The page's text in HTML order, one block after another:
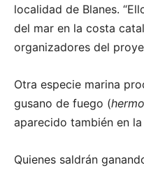
localidad de Blanes.
del mar en la costa
organizadores del
Otra especie marina
gusano de fuego (
aparecido también en
Quienes saldrán